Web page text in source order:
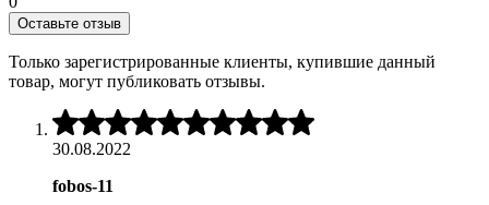
Оставьте отзыв
Только зарегистрированные клиенты, купившие данный
товар, могут публиковать отзывы.
5
30.08.2022
fobos-11